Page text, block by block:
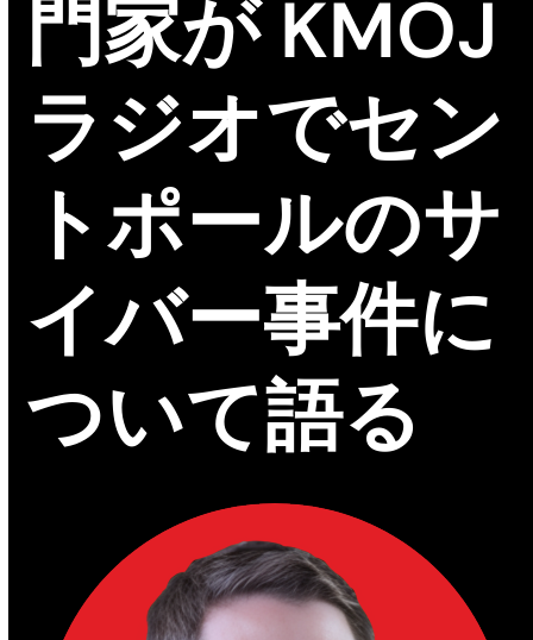
門家が KMOJ
ラジオでセン
トポールのサ
イバー事件に
ついて語る